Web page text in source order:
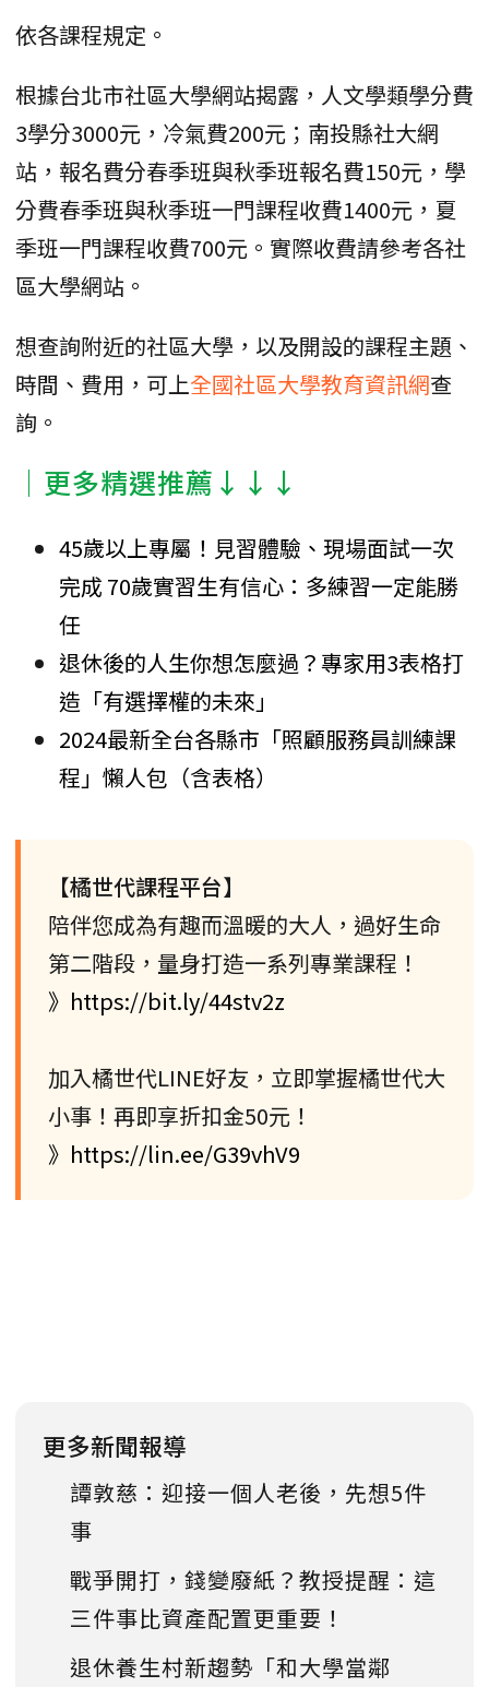
依各課程規定。
根據台北市社區大學網站揭露，人文學類學分費
3學分3000元，冷氣費200元；南投縣社大網
站，報名費分春季班與秋季班報名費150元，學
分費春季班與秋季班一門課程收費1400元，夏
季班一門課程收費700元。實際收費請參考各社
區大學網站。
想查詢附近的社區大學，以及開設的課程主題、
時間、費用，可上全國社區大學教育資訊網查
詢。
│更多精選推薦↓↓↓
45歲以上專屬！見習體驗、現場面試一次
完成 70歲實習生有信心：多練習一定能勝
任
退休後的人生你想怎麼過？專家用3表格打
造「有選擇權的未來」
2024最新全台各縣市「照顧服務員訓練課
程」懶人包（含表格）
【橘世代課程平台】
陪伴您成為有趣而溫暖的大人，過好生命
第二階段，量身打造一系列專業課程！
》https://bit.ly/44stv2z
加入橘世代LINE好友，立即掌握橘世代大
小事！再即享折扣金50元！
》https://lin.ee/G39vhV9
更多新聞報導
譚敦慈：迎接一個人老後，先想5件
事
戰爭開打，錢變廢紙？教授提醒：這
三件事比資產配置更重要！
退休養生村新趨勢「和大學當鄰